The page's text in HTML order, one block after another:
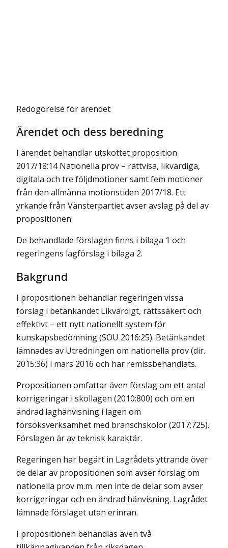
Redogörelse för ärendet
Ärendet och dess beredning
I ärendet behandlar utskottet proposition
2017/18:14 Nationella prov – rättvisa, likvärdiga,
digitala och tre följdmotioner samt fem motioner
från den allmänna motionstiden 2017/18. Ett
yrkande från Vänsterpartiet avser avslag på del av
propositionen.
De behandlade förslagen finns i bilaga 1 och
regeringens lagförslag i bilaga 2.
Bakgrund
I propositionen behandlar regeringen vissa
förslag i betänkandet Likvärdigt, rättssäkert och
effektivt – ett nytt nationellt system för
kunskapsbedömning (SOU 2016:25). Betänkandet
lämnades av Utredningen om nationella prov (dir.
2015:36) i mars 2016 och har remissbehandlats.
Propositionen omfattar även förslag om ett antal
korrigeringar i skollagen (2010:800) och om en
ändrad laghänvisning i lagen om
försöksverksamhet med branschskolor (2017:725).
Förslagen är av teknisk karaktär.
Regeringen har begärt in Lagrådets yttrande över
de delar av propositionen som avser förslag om
nationella prov m.m. men inte de delar som avser
korrigeringar och en ändrad hänvisning. Lagrådet
lämnade förslaget utan erinran.
I propositionen behandlas även två